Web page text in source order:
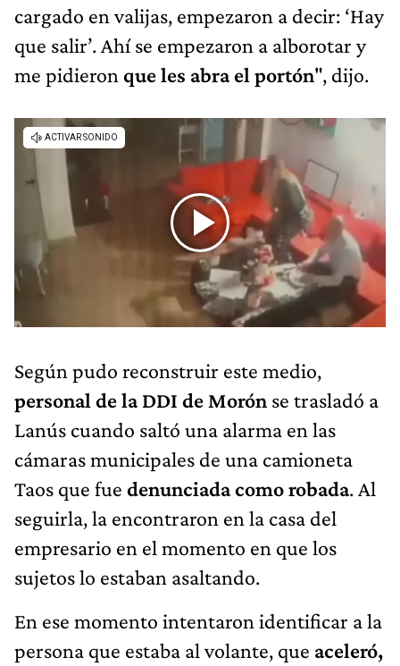
cargado en valijas, empezaron a decir: ‘Hay
que salir’. Ahí se empezaron a alborotar y
me pidieron que les abra el portón", dijo.
Según pudo reconstruir este medio,
personal de la DDI de Morón se trasladó a
Lanús cuando saltó una alarma en las
cámaras municipales de una camioneta
Taos que fue denunciada como robada. Al
seguirla, la encontraron en la casa del
empresario en el momento en que los
sujetos lo estaban asaltando.
En ese momento intentaron identificar a la
persona que estaba al volante, que aceleró,